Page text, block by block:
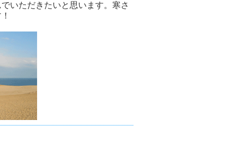
いただきたいと思います。寒さ